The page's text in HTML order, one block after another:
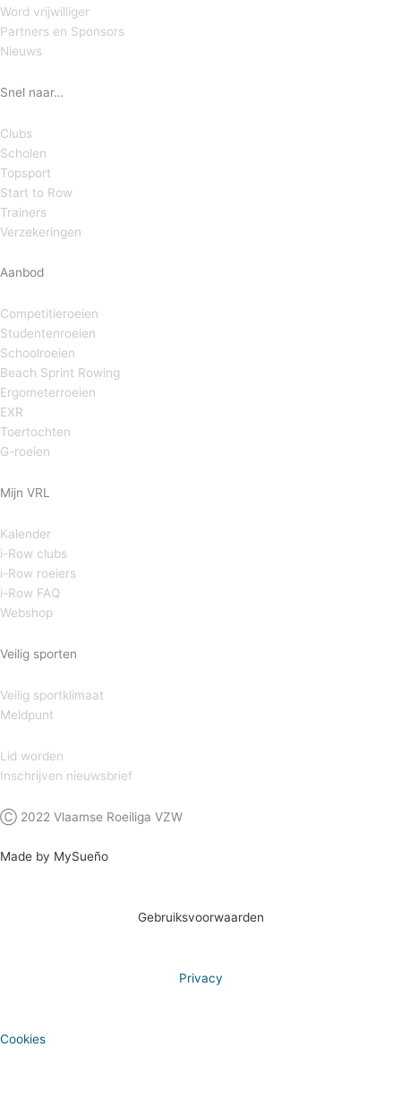
Word vrijwilliger
Partners en Sponsors
Nieuws
Snel naar…
Clubs
Scholen
Topsport
Start to Row
Trainers
Verzekeringen
Aanbod
Competitieroeien
Studentenroeien
Schoolroeien
Beach Sprint Rowing
Ergometerroeien
EXR
Toertochten
G-roeien
Mijn VRL
Kalender
i-Row clubs
i-Row roeiers
i-Row FAQ
Webshop
Veilig sporten
Veilig sportklimaat
Meldpunt
Lid worden
Inschrijven nieuwsbrief
Ⓒ 2022 Vlaamse Roeiliga VZW
Made by MySueño
Gebruiksvoorwaarden
Privacy
Cookies